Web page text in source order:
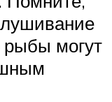
рыбы могут